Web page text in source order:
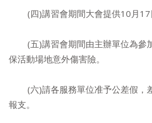
(四)講習會期間大會提供10月17
(五)講習會期間由主辦單位為參
保活動場地意外傷害險。
(六)請各服務單位准予公差假，
報支。